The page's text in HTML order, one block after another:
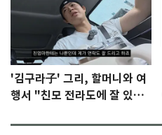
'김구라子' 그리, 할머니와 여
행서 "친모 전라도에 잘 있